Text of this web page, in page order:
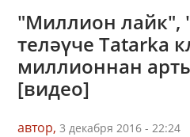
"Миллион лайк",
теләүче Tatarka
миллионнан
[видео]
автор, 3 декабря 2016 - 22:24